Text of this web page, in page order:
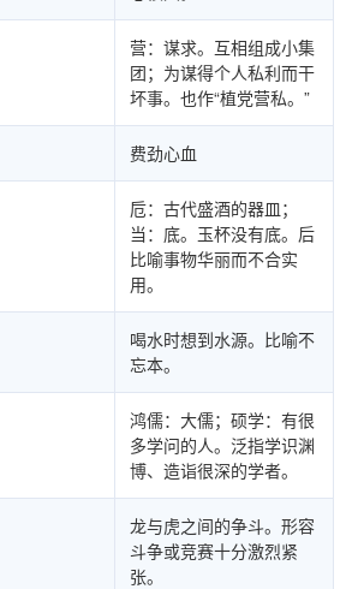
营：谋求。互相组成小集
团；为谋得个人私利而干
坏事。也作“植党营私。”
费劲心血
卮：古代盛酒的器皿；
当：底。玉杯没有底。后
比喻事物华丽而不合实
用。
喝水时想到水源。比喻不
忘本。
鸿儒：大儒；硕学：有很
多学问的人。泛指学识渊
博、造诣很深的学者。
龙与虎之间的争斗。形容
斗争或竞赛十分激烈紧
张。